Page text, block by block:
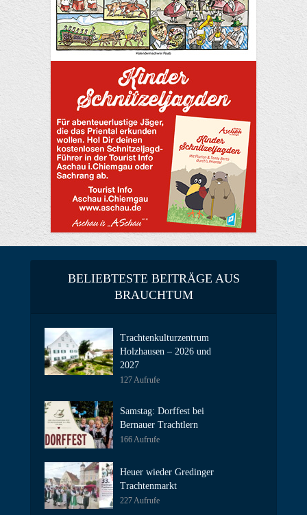
BELIEBTESTE BEITRÄGE AUS
BRAUCHTUM
Trachtenkulturzentrum
Holzhausen – 2026 und
2027
127 Aufrufe
Samstag: Dorffest bei
Bernauer Trachtlern
166 Aufrufe
Heuer wieder Gredinger
Trachtenmarkt
227 Aufrufe